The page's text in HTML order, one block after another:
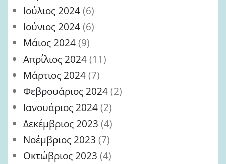
Ιούλιος 2024(6)
Ιούνιος 2024(6)
Μάιος 2024(9)
Απρίλιος 2024(11)
Μάρτιος 2024(7)
Φεβρουάριος 2024(2)
Ιανουάριος 2024(2)
Δεκέμβριος 2023 (4)
Νοέμβριος 2023 (7)
Οκτώβριος 2023 (4)